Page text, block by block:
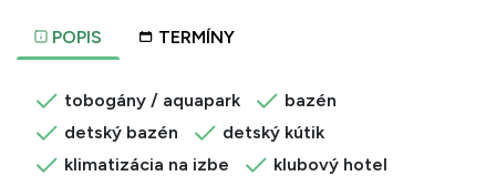
POPIS TERMÍNY
tobogány / aquapark
bazén
detský bazén
detský kútik
klimatizácia na izbe
klubový hotel